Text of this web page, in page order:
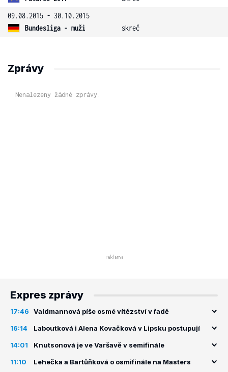
09.08.2015 - 30.10.2015
Bundesliga - muži
skreč
Zprávy
Nenalezeny žádné zprávy.
Expres zprávy
17:46 Valdmannová píše osmé vítězství v řadě
16:14 Laboutková i Alena Kovačková v Lipsku postupují
14:01 Knutsonová je ve Varšavě v semifinále
11:10 Lehečka a Bartůňková o osmifinále na Masters